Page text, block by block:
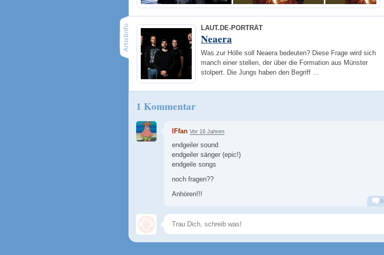
LAUT.DE-PORTRÄT
Neaera
Was zur Hölle soll Neaera bedeuten? Diese Frage wird sich
manch einer stellen, der über die Formation aus Münster
stolpert. Die Jungs haben den Begriff …
1 Kommentar
IFfan Vor 16 Jahren
endgeiler sound
endgeiler sänger (epic!)
endgeile songs
noch fragen??
Anhören!!!
Alarm Antworten
0
Speichern